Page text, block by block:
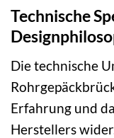
Technische
Die technische
Erfahrung und
Herstellers